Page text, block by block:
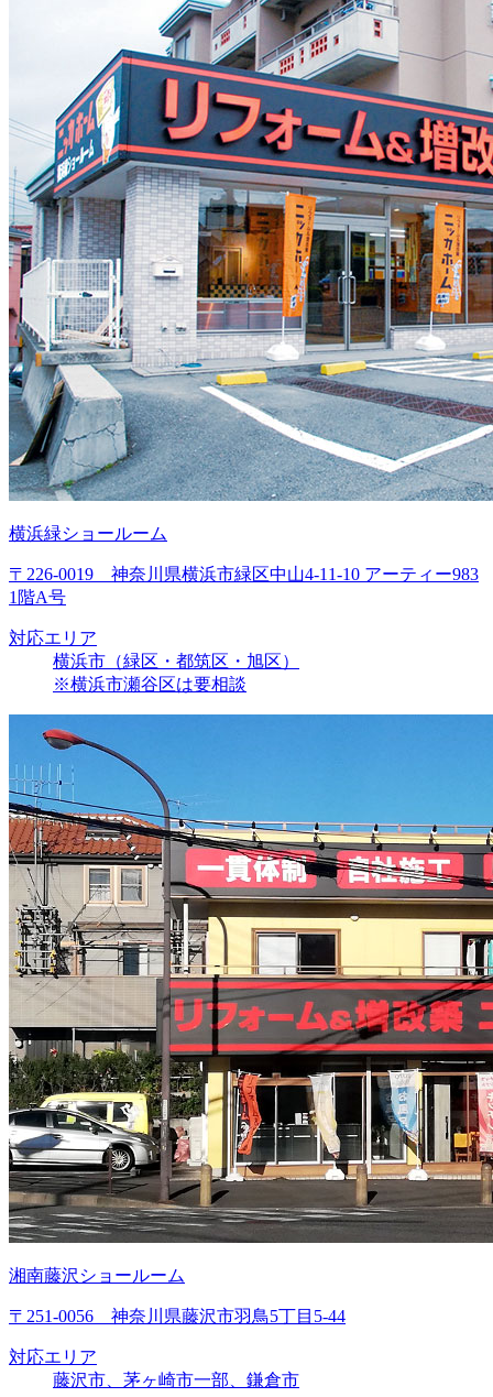
横浜緑ショールーム
〒226-0019 神奈川県横浜市緑区中山4-11-10 アーティー983
1階A号
対応エリア
横浜市（緑区・都筑区・旭区）
※横浜市瀬谷区は要相談
湘南藤沢ショールーム
〒251-0056 神奈川県藤沢市羽鳥5丁目5-44
対応エリア
藤沢市、茅ヶ崎市一部、鎌倉市